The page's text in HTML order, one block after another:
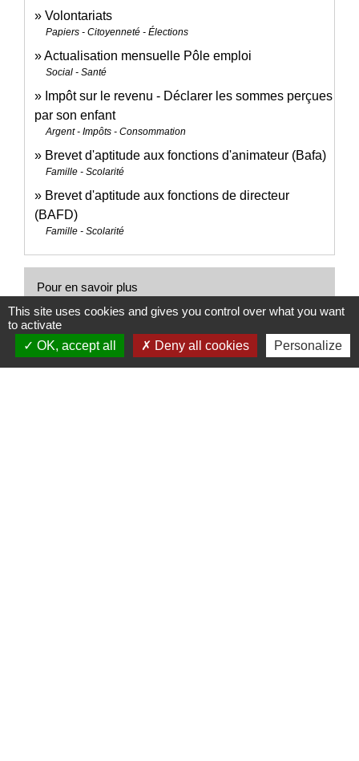
Volontariats
Papiers - Citoyenneté - Élections
Actualisation mensuelle Pôle emploi
Social - Santé
Impôt sur le revenu - Déclarer les sommes perçues
par son enfant
Argent - Impôts - Consommation
Brevet d'aptitude aux fonctions d'animateur (Bafa)
Famille - Scolarité
Brevet d'aptitude aux fonctions de directeur
(BAFD)
Famille - Scolarité
Pour en savoir plus
Aide à la formation BAFA / BAFD pour les
volontaires du service civiqueopen_in_new
This site uses cookies and gives you control over what you want
to activate
OK, accept all
Deny all cookies Personalize